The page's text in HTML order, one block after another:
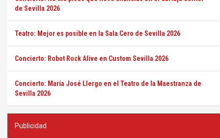
de Sevilla 2026
Teatro: Mejor es posible en la Sala Cero de Sevilla 2026
Concierto: Robot Rock Alive en Custom Sevilla 2026
Concierto: María José Llergo en el Teatro de la Maestranza de
Sevilla 2026
Publicidad